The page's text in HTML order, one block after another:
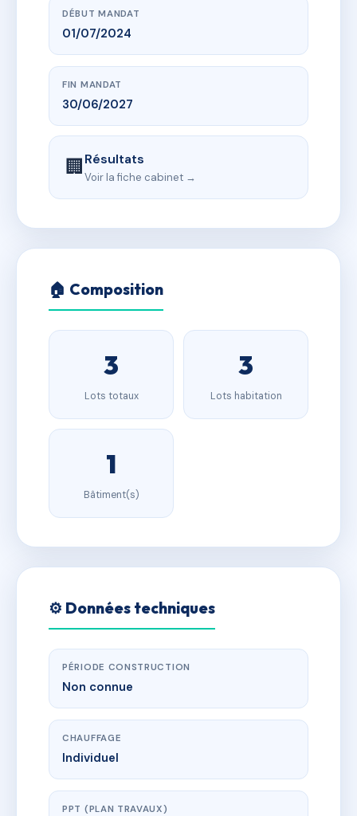
DÉBUT MANDAT
01/07/2024
FIN MANDAT
30/06/2027
🏢Résultats
Voir la fiche cabinet →
🏠 Composition
3
Lots totaux
3
Lots habitation
1
Bâtiment(s)
⚙️ Données techniques
PÉRIODE CONSTRUCTION
Non connue
CHAUFFAGE
Individuel
PPT (PLAN TRAVAUX)